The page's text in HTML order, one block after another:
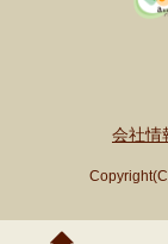
会社情